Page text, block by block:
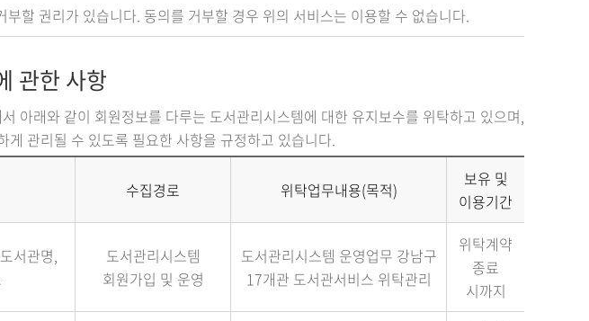
할 권리가 있습니다. 동의를 거부할 경우 위의 서비스는 이용할 수 없습니다.
관한 사항
아래와 같이 회원정보를 다루는 도서관리시스템에 대한 유지보수를 위탁하고 있으며,
관리될 수 있도록 필요한 사항을 규정하고 있습니다.
수집경로 위탁업무내용(목적)
보유 및
이용기간
서관명,
도서관리시스템
회원가입 및 운영
도서관리시스템 운영업무 강남구
17개관 도서관서비스 위탁관리
위탁계약
종료
시까지